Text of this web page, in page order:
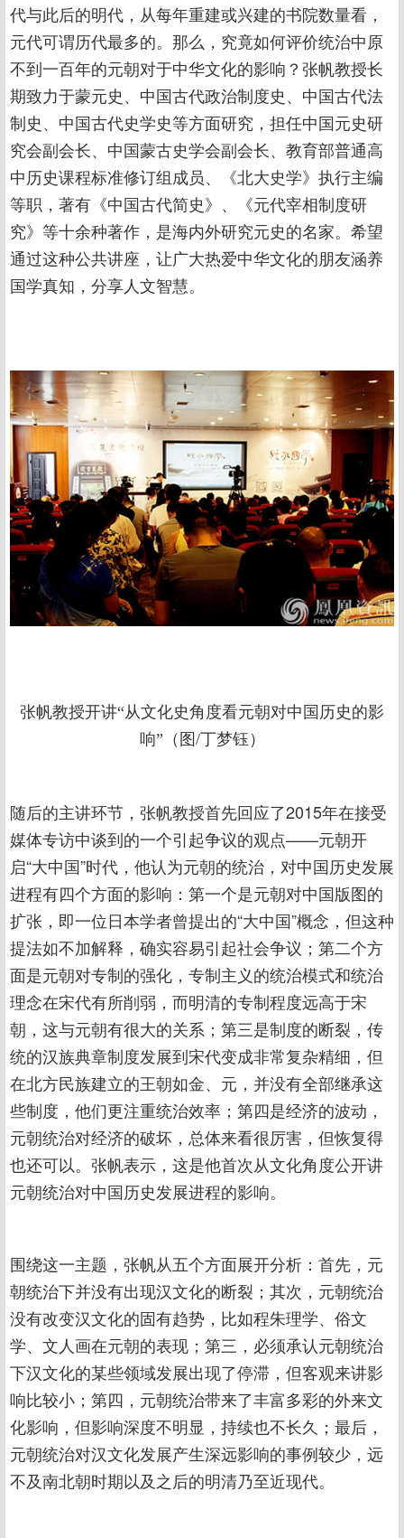
代与此后的明代，从每年重建或兴建的书院数量看，
元代可谓历代最多的。那么，究竟如何评价统治中原
不到一百年的元朝对于中华文化的影响？张帆教授长
期致力于蒙元史、中国古代政治制度史、中国古代法
制史、中国古代史学史等方面研究，担任中国元史研
究会副会长、中国蒙古史学会副会长、教育部普通高
中历史课程标准修订组成员、《北大史学》执行主编
等职，著有《中国古代简史》、《元代宰相制度研
究》等十余种著作，是海内外研究元史的名家。希望
通过这种公共讲座，让广大热爱中华文化的朋友涵养
国学真知，分享人文智慧。
张帆教授开讲“从文化史角度看元朝对中国历史的影
响”（图/丁梦钰）
随后的主讲环节，张帆教授首先回应了2015年在接受
媒体专访中谈到的一个引起争议的观点——元朝开
启“大中国”时代，他认为元朝的统治，对中国历史发展
进程有四个方面的影响：第一个是元朝对中国版图的
扩张，即一位日本学者曾提出的“大中国”概念，但这种
提法如不加解释，确实容易引起社会争议；第二个方
面是元朝对专制的强化，专制主义的统治模式和统治
理念在宋代有所削弱，而明清的专制程度远高于宋
朝，这与元朝有很大的关系；第三是制度的断裂，传
统的汉族典章制度发展到宋代变成非常复杂精细，但
在北方民族建立的王朝如金、元，并没有全部继承这
些制度，他们更注重统治效率；第四是经济的波动，
元朝统治对经济的破坏，总体来看很厉害，但恢复得
也还可以。张帆表示，这是他首次从文化角度公开讲
元朝统治对中国历史发展进程的影响。
围绕这一主题，张帆从五个方面展开分析：首先，元
朝统治下并没有出现汉文化的断裂；其次，元朝统治
没有改变汉文化的固有趋势，比如程朱理学、俗文
学、文人画在元朝的表现；第三，必须承认元朝统治
下汉文化的某些领域发展出现了停滞，但客观来讲影
响比较小；第四，元朝统治带来了丰富多彩的外来文
化影响，但影响深度不明显，持续也不长久；最后，
元朝统治对汉文化发展产生深远影响的事例较少，远
不及南北朝时期以及之后的明清乃至近现代。